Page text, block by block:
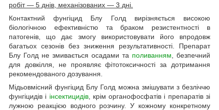
робіт — 5 днів, механізованих — 3 дні.
Контактний фунгіцид Блу Голд вирізняється високою
біологічною ефективністю та браком резистентності в
патогенів, що дає змогу використовувати його впродовж
багатьох сезонів без зниження результативності. Препарат
Блу Голд не змивається осадами та поливанням , безпечний
для довкілля, не проявляє фітотоксичності за дотримання
рекомендованого дозування.
Мідьовмісний фунгіцид Блу Голд можна змішувати з безліччю
фунгіцидів і інсектицидів, крім органофосфатів і препаратів зі
лужною реакцією водного розчину. У кожному конкретному